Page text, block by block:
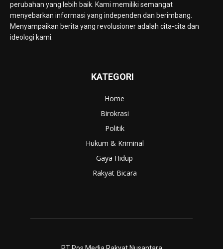
perubahan yang lebih baik. Kami memiliki semangat
menyebarkan informasi yang independen dan berimbang.
Menyampaikan berita yang revolusioner adalah cita-cita dan
ideologi kami.
KATEGORI
Home
Birokrasi
Politik
Hukum & Kriminal
Gaya Hidup
Rakyat Bicara